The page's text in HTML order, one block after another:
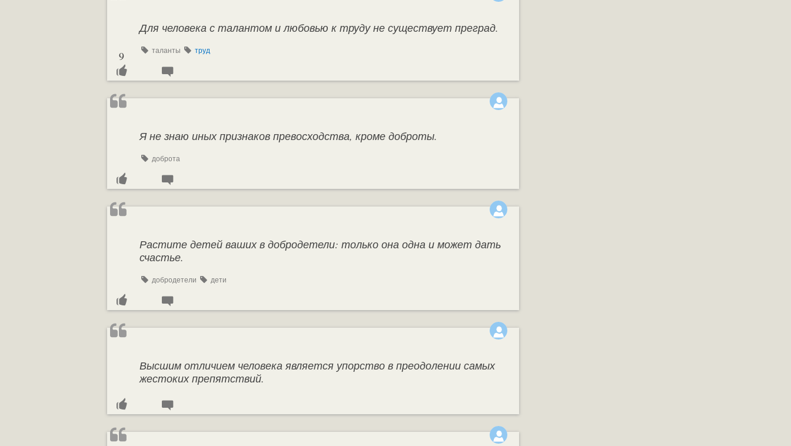
Для человека с талантом и любовью к труду не существует преград.
таланты труд
9
Я не знаю иных признаков превосходства, кроме доброты.
доброта
Растите детей ваших в добродетели: только она одна и может дать
счастье.
добродетели дети
Высшим отличием человека является упорство в преодолении самых
жестоких препятствий.